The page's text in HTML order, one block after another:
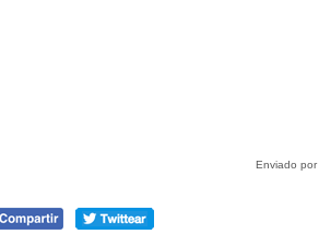
Enviado por